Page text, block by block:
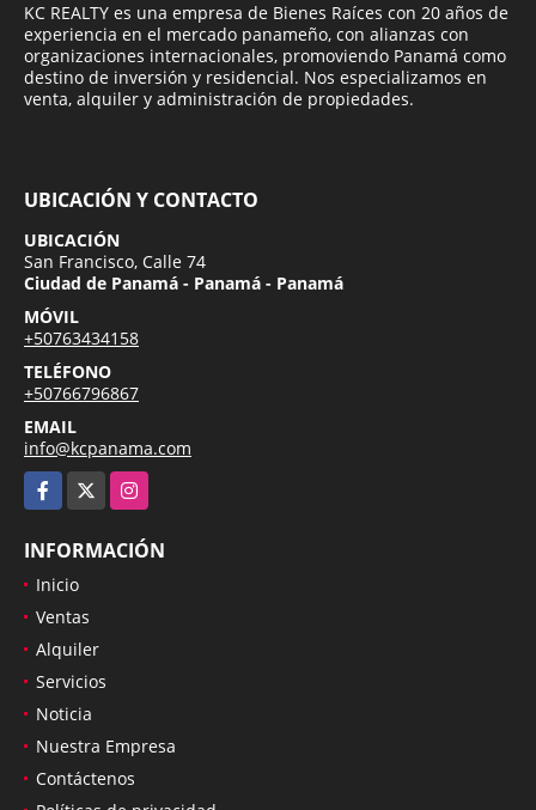
KC REALTY es una empresa de Bienes Raíces con 20 años de
experiencia en el mercado panameño, con alianzas con
organizaciones internacionales, promoviendo Panamá como
destino de inversión y residencial. Nos especializamos en
venta, alquiler y administración de propiedades.
UBICACIÓN Y CONTACTO
UBICACIÓN
San Francisco, Calle 74
Ciudad de Panamá - Panamá - Panamá
MÓVIL
+50763434158
TELÉFONO
+50766796867
EMAIL
info@kcpanama.com
Facebook
Instagram
INFORMACIÓN
Inicio
Ventas
Alquiler
Servicios
Noticia
Nuestra Empresa
Contáctenos